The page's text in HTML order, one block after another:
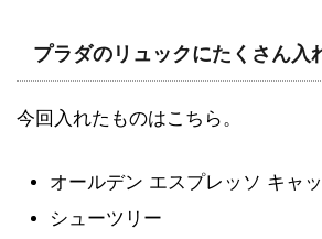
プラダのリュックにたくさん入
今回入れたものはこちら。
オールデン エスプレッソ キャ
シューツリー